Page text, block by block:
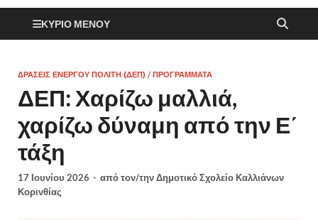
ΚΎΡΙΟ ΜΕΝΟΎ
ΔΡΆΣΕΙΣ ΕΝΕΡΓΟΎ ΠΟΛΊΤΗ (ΔΕΠ) /ΠΡΟΓΡΆΜΜΑΤΑ
ΔΕΠ: Χαρίζω μαλλιά,
χαρίζω δύναμη από την Ε΄
τάξη
17 Ιουνίου 2026 - από τον/τηνΔημοτικό Σχολείο Καλλιάνων
Κορινθίας